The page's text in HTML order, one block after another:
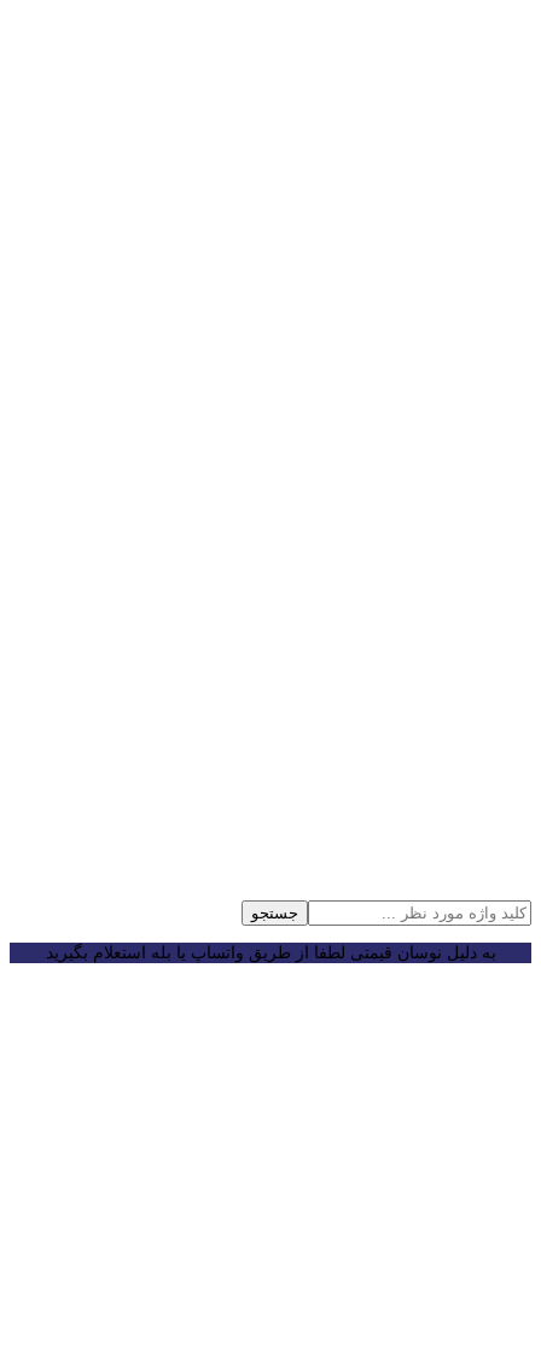
جستجو
به دلیل نوسان قیمتی لطفا از طریق واتساپ یا بله استعلام بگیرید